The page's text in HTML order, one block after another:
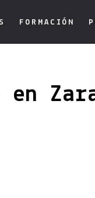
FORMACIÓN